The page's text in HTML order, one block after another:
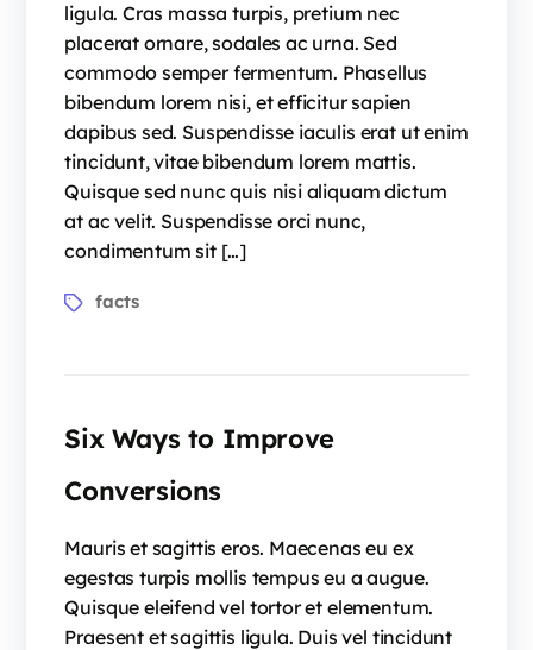
ligula. Cras massa turpis, pretium nec
placerat ornare, sodales ac urna. Sed
commodo semper fermentum. Phasellus
bibendum lorem nisi, et efficitur sapien
dapibus sed. Suspendisse iaculis erat ut enim
tincidunt, vitae bibendum lorem mattis.
Quisque sed nunc quis nisi aliquam dictum
at ac velit. Suspendisse orci nunc,
condimentum sit […]
facts
Six Ways to Improve
Conversions
Mauris et sagittis eros. Maecenas eu ex
egestas turpis mollis tempus eu a augue.
Quisque eleifend vel tortor et elementum.
Praesent et sagittis ligula. Duis vel tincidunt